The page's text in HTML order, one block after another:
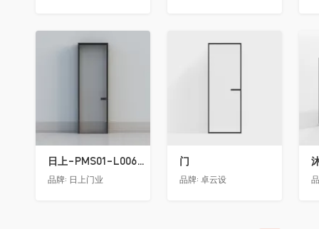
收藏
日上-PMS01-L006-金属窄边玻璃门
品牌: 日上门业
收藏
门
品牌: 卓云设